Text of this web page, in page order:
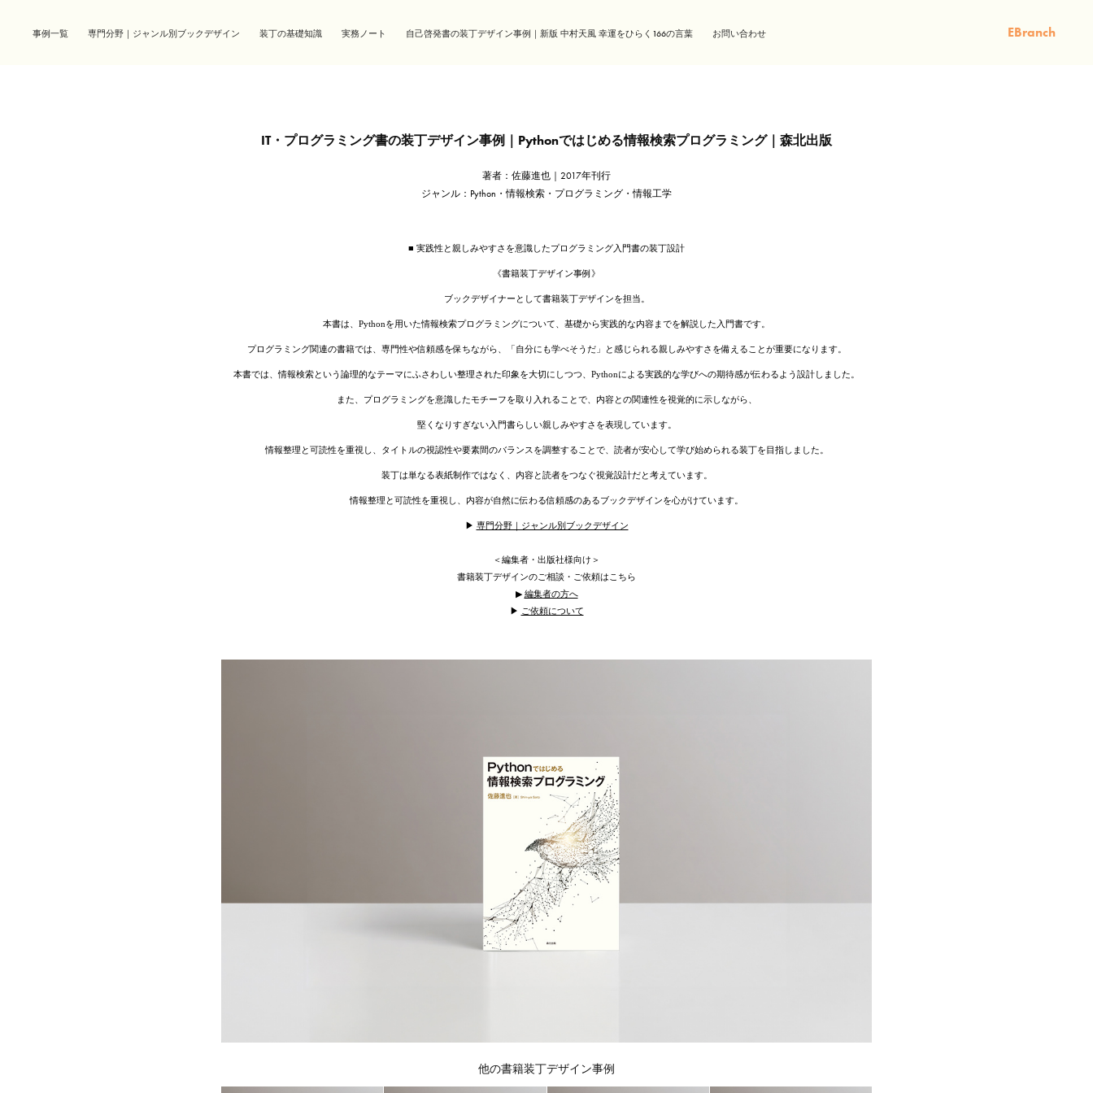
事例一覧 専門分野｜ジャンル別ブックデザイン 装丁の基礎知識 実務ノート 自己啓発書の装丁デザイン事例｜新版 中村天風 幸運をひらく166の言葉 お問い合わせ EBranch
IT・プログラミング書の装丁デザイン事例｜Pythonではじめる情報検索プログラミング｜森北出版
著者：佐藤進也｜2017年刊行
ジャンル：Python・情報検索・プログラミング・情報工学
■ 実践性と親しみやすさを意識したプログラミング入門書の装丁設計
《書籍装丁デザイン事例》
ブックデザイナーとして書籍装丁デザインを担当。
本書は、Pythonを用いた情報検索プログラミングについて、基礎から実践的な内容までを解説した入門書です。
プログラミング関連の書籍では、専門性や信頼感を保ちながら、「自分にも学べそうだ」と感じられる親しみやすさを備えることが重要になります。
本書では、情報検索という論理的なテーマにふさわしい整理された印象を大切にしつつ、Pythonによる実践的な学びへの期待感が伝わるよう設計しました。
また、プログラミングを意識したモチーフを取り入れることで、内容との関連性を視覚的に示しながら、
堅くなりすぎない入門書らしい親しみやすさを表現しています。
情報整理と可読性を重視し、タイトルの視認性や要素間のバランスを調整することで、読者が安心して学び始められる装丁を目指しました。
装丁は単なる表紙制作ではなく、内容と読者をつなぐ視覚設計だと考えています。
情報整理と可読性を重視し、内容が自然に伝わる信頼感のあるブックデザインを心がけています。
▶︎ 専門分野｜ジャンル別ブックデザイン
＜編集者・出版社様向け＞
書籍装丁デザインのご相談・ご依頼はこちら
▶︎ 編集者の方へ
▶︎ ご依頼について
他の書籍装丁デザイン事例